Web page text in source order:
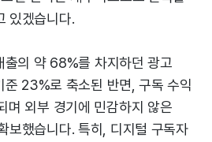
있겠습니다.
의 약 68%를 차지하던 광고
23%로 축소된 반면, 구독 수익
며 외부 경기에 민감하지 않은
보했습니다. 특히, 디지털 구독자